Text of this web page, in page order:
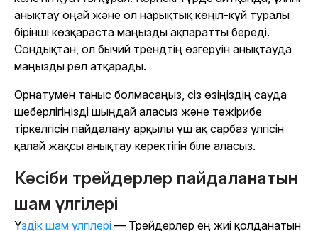
анықтау оңай және ол нарықтық көңіл-күй туралы
бірінші көзқараста маңызды ақпаратты береді.
Сондықтан, ол бычий трендтің өзгеруін анықтауда
маңызды рөл атқарады.
Орнатумен таныс болмасаңыз, сіз өзіңіздің сауда
шеберлігіңізді шыңдай аласыз және тәжірибе
тіркелгісін пайдалану арқылы үш ақ сарбаз үлгісін
қалай жақсы анықтау керектігін біле аласыз.
Кәсіби трейдерлер пайдаланатын
шам үлгілері
Үздік шам үлгілері — Трейдерлер ең жиі қолданатын